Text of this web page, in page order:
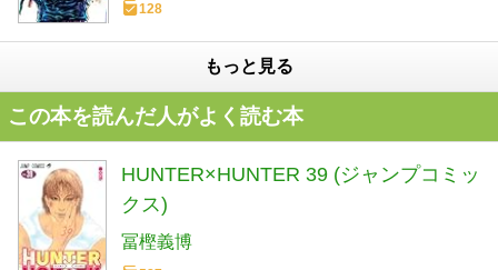
128
もっと見る
この本を読んだ人がよく読む本
HUNTER×HUNTER 39 (ジャンプコミッ
クス)
冨樫義博